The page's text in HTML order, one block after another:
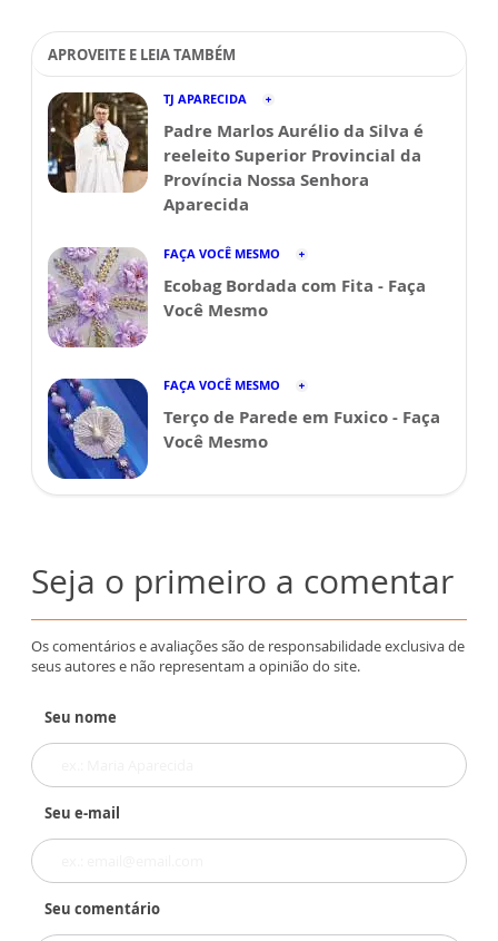
APROVEITE E LEIA TAMBÉM
TJ APARECIDA
Padre Marlos Aurélio da Silva é
reeleito Superior Provincial da
Província Nossa Senhora
Aparecida
FAÇA VOCÊ MESMO
Ecobag Bordada com Fita - Faça
Você Mesmo
FAÇA VOCÊ MESMO
Terço de Parede em Fuxico - Faça
Você Mesmo
Seja o primeiro a comentar
Os comentários e avaliações são de responsabilidade exclusiva de
seus autores e não representam a opinião do site.
Seu nome
Seu e-mail
Seu comentário